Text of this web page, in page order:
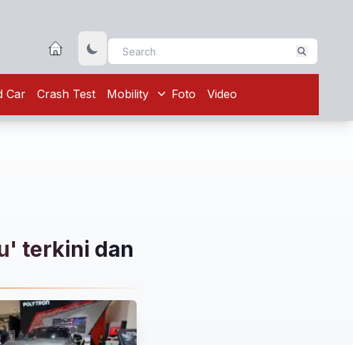
Car Crash Test Mobility Foto Video
terkini dan